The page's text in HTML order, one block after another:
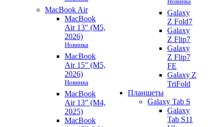
MacBook Air
MacBook
Air 13" (M5,
2026)
Новинка
MacBook
Air 15" (M5,
2026)
Новинка
MacBook
Air 13" (M4,
2025)
MacBook
Galaxy
Z Fold7
Galaxy
Z Flip7
Galaxy
Z Flip7
FE
Galaxy Z
TriFold
Планшеты
Galaxy Tab S
Galaxy
Tab S11